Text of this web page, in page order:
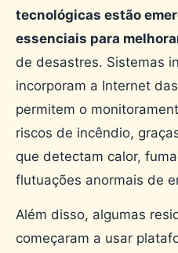
tecnológicas estão
essenciais para
de desastres. Sistemas
incorporam a Internet
permitem o
riscos de incêndio,
que detectam calor,
flutuações anormais de
Além disso, algumas
começaram a usar